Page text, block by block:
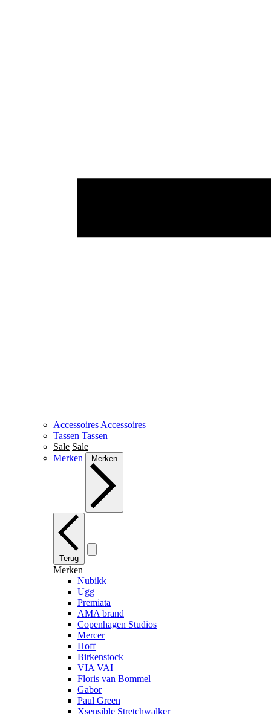
Accessoires Accessoires
Tassen Tassen
Sale Sale
Merken
Merken
Terug
Merken
Nubikk
Ugg
Premiata
AMA brand
Copenhagen Studios
Mercer
Hoff
Birkenstock
VIA VAI
Floris van Bommel
Gabor
Paul Green
Xsensible Stretchwalker